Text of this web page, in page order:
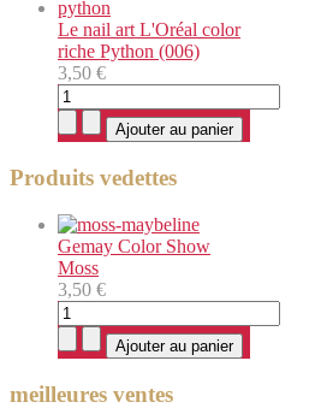
Le nail art L'Oréal color
riche Python (006)
3,50 €
Produits vedettes
Gemay Color Show
Moss
3,50 €
meilleures ventes